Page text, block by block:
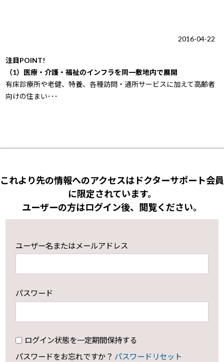
2016-04-22
注目POINT!
（1）医療・介護・福祉のインフラを同一敷地内で展開
有床診療所や老健、特養、各種訪問・通所サービスに加えて高齢者
向けの住まい･･･
これより先の情報へのアクセスはドクターサポート会員
に限定されています。
ユーザーの方はログイン後、閲覧ください。
ユーザー名またはメールアドレス
パスワード
ログイン状態を一定期間保持する
パスワードをお忘れですか？ パスワードリセット